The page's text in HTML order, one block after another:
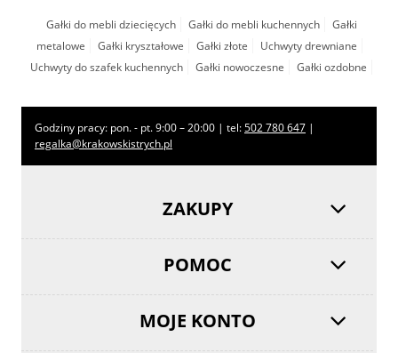
Gałki do mebli dziecięcych Gałki do mebli kuchennych
Gałki
metalowe
Gałki kryształowe Gałki złote
Uchwyty drewniane
Uchwyty do szafek kuchennych
Gałki nowoczesne Gałki ozdobne
Godziny pracy: pon. - pt. 9:00 – 20:00 | tel:502 780 647 |
regalka@krakowskistrych.pl
ZAKUPY
POMOC
MOJE KONTO